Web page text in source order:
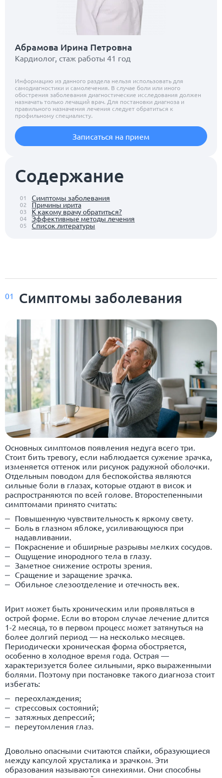
Содержание
01 Симптомы заболевания
02 Причины ирита
03 К какому врачу обратиться?
04 Эффективные методы лечения
05 Список литературы
Абрамова Ирина Петровна
Кардиолог, стаж работы 41 год
Информацию из данного раздела нельзя использовать для
самодиагностики и самолечения. В случае боли или иного
обострения заболевания диагностические исследования должен
назначать только лечащий врач. Для постановки диагноза и
правильного назначения лечения следует обратиться к
профильному специалисту.
Записаться на прием
01 Симптомы заболевания
Основных симптомов появления недуга всего три.
Стоит бить тревогу, если наблюдается сужение зрачка,
изменяется оттенок или рисунок радужной оболочки.
Отдельным поводом для беспокойства являются
сильные боли в глазах, которые отдают в висок и
распространяются по всей голове. Второстепенными
симптомами принято считать:
Повышенную чувствительность к яркому свету.
Боль в глазном яблоке, усиливающуюся при
надавливании.
Покраснение и обширные разрывы мелких сосудов.
Ощущение инородного тела в глазу.
Заметное снижение остроты зрения.
Сращение и заращение зрачка.
Обильное слезоотделение и отечность век.
Ирит может быть хроническим или проявляться в
острой форме. Если во втором случае лечение длится
1-2 месяца, то в первом процесс может затянуться на
более долгий период — на несколько месяцев.
Периодически хроническая форма обостряется,
особенно в холодное время года. Острая —
характеризуется более сильными, ярко выраженными
болями. Поэтому при постановке такого диагноза стоит
избегать:
переохлаждения;
стрессовых состояний;
затяжных депрессий;
переутомления глаз.
Довольно опасными считаются спайки, образующиеся
между капсулой хрусталика и зрачком. Эти
образования называются синехиями. Они способны